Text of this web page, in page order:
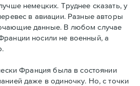
немецких. Труднее сказать, у
в авиации. Разные авторы
данные. В любом случае
носили не военный, а
Франция была в состоянии
даже в одиночку. Но, с точки